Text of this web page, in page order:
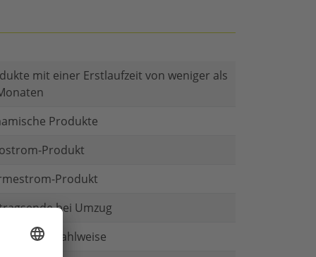
mit einer Erstlaufzeit von weniger als
Produkte
Produkt
Produkt
bei Umzug
als eine Zahlweise